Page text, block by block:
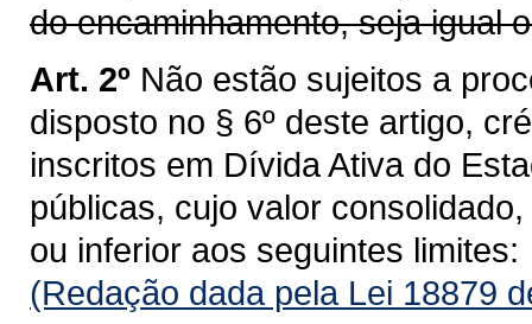
do encaminhamento, seja igual
Art. 2º Não estão sujeitos a
disposto no § 6º deste artigo,
inscritos em Dívida Ativa do
públicas, cujo valor
ou inferior aos seguintes limites:
(Redação dada pela Lei 18879